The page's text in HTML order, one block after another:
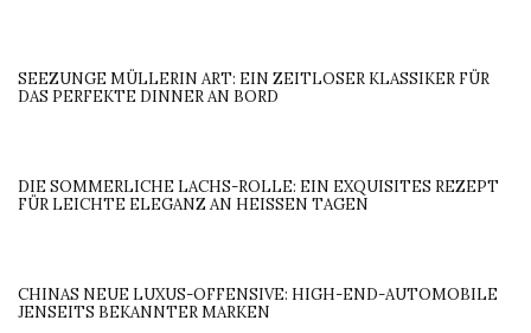
SEEZUNGE MÜLLERIN ART: EIN ZEITLOSER KLASSIKER FÜR
DAS PERFEKTE DINNER AN BORD
DIE SOMMERLICHE LACHS-ROLLE: EIN EXQUISITES REZEPT
FÜR LEICHTE ELEGANZ AN HEISSEN TAGEN
CHINAS NEUE LUXUS-OFFENSIVE: HIGH-END-AUTOMOBILE
JENSEITS BEKANNTER MARKEN